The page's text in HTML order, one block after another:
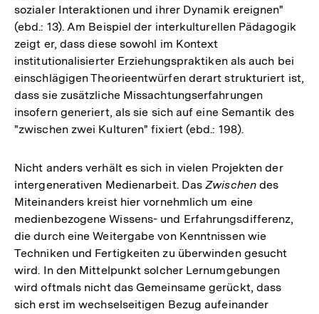
sozialer Interaktionen und ihrer Dynamik ereignen"
(ebd.: 13). Am Beispiel der interkulturellen Pädagogik
zeigt er, dass diese sowohl im Kontext
institutionalisierter Erziehungspraktiken als auch bei
einschlägigen Theorieentwürfen derart strukturiert ist,
dass sie zusätzliche Missachtungserfahrungen
insofern generiert, als sie sich auf eine Semantik des
"zwischen zwei Kulturen" fixiert (ebd.: 198).
Nicht anders verhält es sich in vielen Projekten der
intergenerativen Medienarbeit. DasZwischendes
Miteinanders kreist hier vornehmlich um eine
medienbezogene Wissens- und Erfahrungsdifferenz,
die durch eine Weitergabe von Kenntnissen wie
Techniken und Fertigkeiten zu überwinden gesucht
wird. In den Mittelpunkt solcher Lernumgebungen
wird oftmals nicht das Gemeinsame gerückt, dass
sich erst im wechselseitigen Bezug aufeinander